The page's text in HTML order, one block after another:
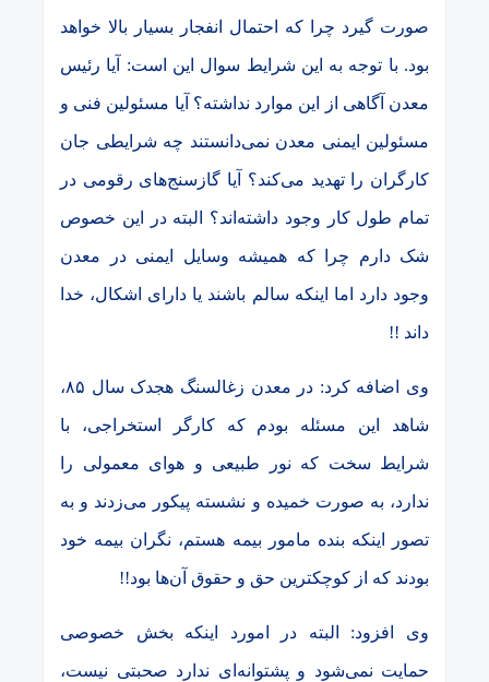
صورت گیرد چرا که احتمال انفجار بسیار بالا خواهد
بود. با توجه به این شرایط سوال این است: آیا رئیس
معدن آگاهی از این موارد نداشته؟ آیا مسئولین فنی و
مسئولین ایمنی معدن نمی‌دانستند چه شرایطی جان
کارگران را تهدید می‌کند؟ آیا گازسنج‌های رقومی در
تمام طول کار وجود داشته‌اند؟ البته در این خصوص
شک دارم چرا که همیشه وسایل ایمنی در معدن
وجود دارد اما اینکه سالم باشند یا دارای اشکال، خدا
داند !!
وی اضافه کرد: در معدن زغالسنگ هجدک سال ۸۵،
شاهد این مسئله بودم که کارگر استخراجی، با
شرایط سخت که نور طبیعی و هوای معمولی را
ندارد، به صورت خمیده و نشسته پیکور می‌زدند و به
تصور اینکه بنده مامور بیمه هستم، نگران بیمه خود
بودند که از کوچکترین حق و حقوق آن‌ها بود!!
وی افزود: البته در امورد اینکه بخش خصوصی
حمایت نمی‌شود و پشتوانه‌ای ندارد صحبتی نیست،